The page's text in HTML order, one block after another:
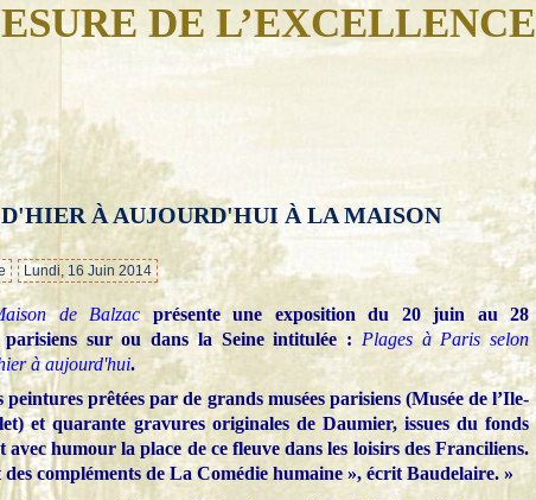
DE L’EXCELLENCE
…
D'HIER À AUJOURD'HUI À LA MAISON
Lundi, 16 Juin 2014
de Balzac
présente une exposition du 20 juin au 28
sur ou dans la Seine intitulée : Plages à Paris selon
à aujourd'hui.
peintures prêtées par de grands musées parisiens (Musée de l’Ile-
et quarante gravures originales de Daumier, issues du fonds
humour la place de ce fleuve dans les loisirs des Franciliens.
compléments de La Comédie humaine », écrit Baudelaire. »